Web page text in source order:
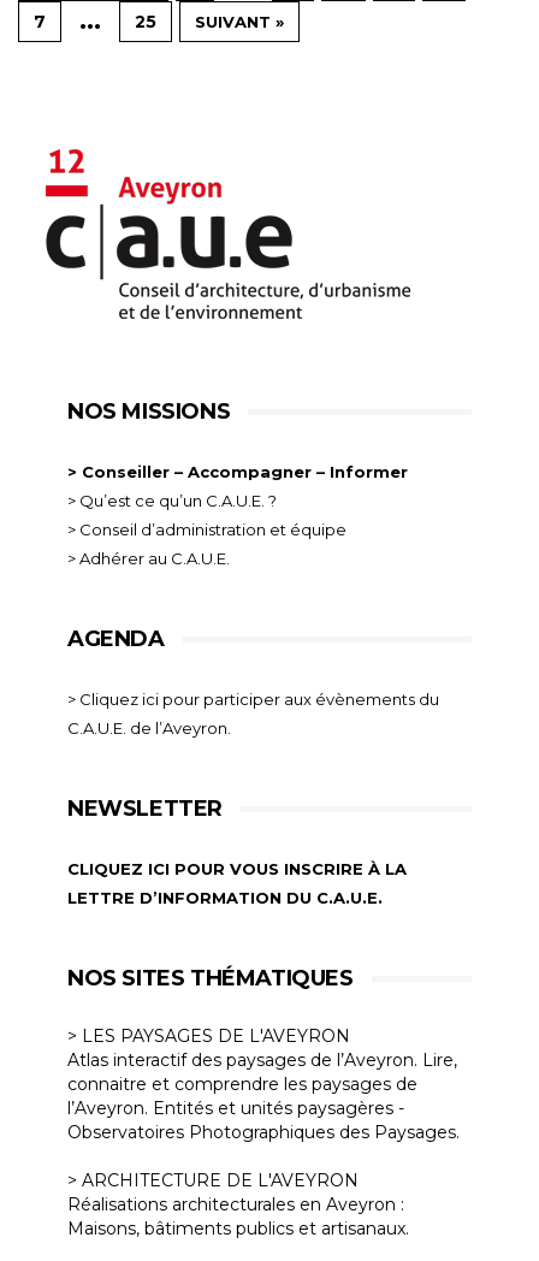
7
… 25 SUIVANT »
NOS MISSIONS
> Conseiller – Accompagner – Informer
> Qu’est ce qu’un C.A.U.E. ?
> Conseil d’administration et équipe
> Adhérer au C.A.U.E.
AGENDA
> Cliquez ici pour participer aux évènements du
C.A.U.E. de l’Aveyron.
NEWSLETTER
CLIQUEZ ICI POUR VOUS INSCRIRE À LA
LETTRE D’INFORMATION DU C.A.U.E.
NOS SITES THÉMATIQUES
> LES PAYSAGES DE L'AVEYRON
Atlas interactif des paysages de l’Aveyron. Lire,
connaitre et comprendre les paysages de
l’Aveyron. Entités et unités paysagères -
Observatoires Photographiques des Paysages.
> ARCHITECTURE DE L'AVEYRON
Réalisations architecturales en Aveyron :
Maisons, bâtiments publics et artisanaux.